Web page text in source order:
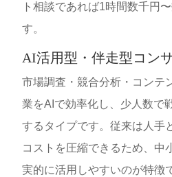
ト相談であれば1時間数千円
す。
AI活用型・伴走型コン
市場調査・競合分析・コンテ
業をAIで効率化し、少人数で
するタイプです。従来は人手
コストを圧縮できるため、中
実的に活用しやすいのが特徴